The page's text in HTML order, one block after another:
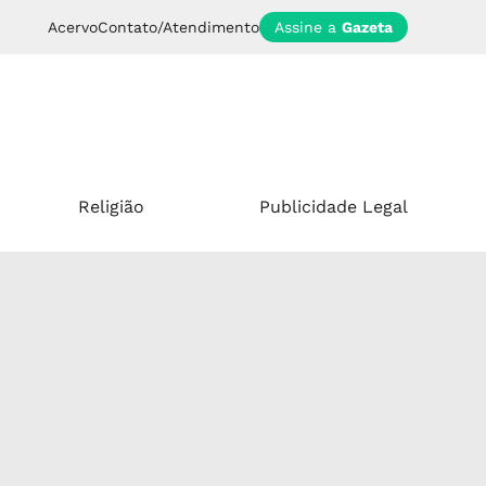
AcervoContato/Atendimento Assine a Gazeta
Religião Publicidade Legal